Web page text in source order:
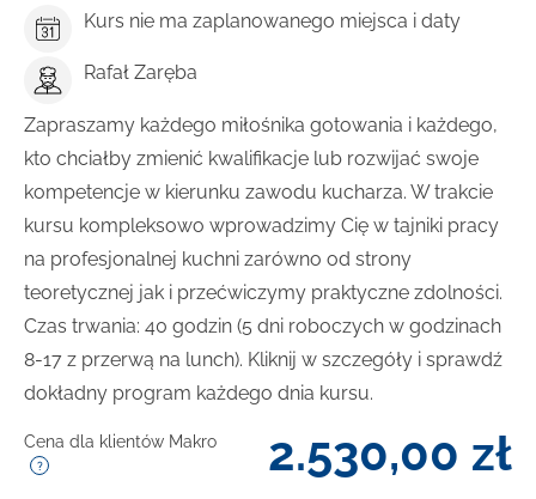
Kurs nie ma zaplanowanego miejsca i daty
Rafał Zaręba
Zapraszamy każdego miłośnika gotowania i każdego,
kto chciałby zmienić kwalifikacje lub rozwijać swoje
kompetencje w kierunku zawodu kucharza. W trakcie
kursu kompleksowo wprowadzimy Cię w tajniki pracy
na profesjonalnej kuchni zarówno od strony
teoretycznej jak i przećwiczymy praktyczne zdolności.
Czas trwania: 40 godzin (5 dni roboczych w godzinach
8-17 z przerwą na lunch). Kliknij w szczegóły i sprawdź
dokładny program każdego dnia kursu.
Cena dla klientów Makro 2.530,00 zł